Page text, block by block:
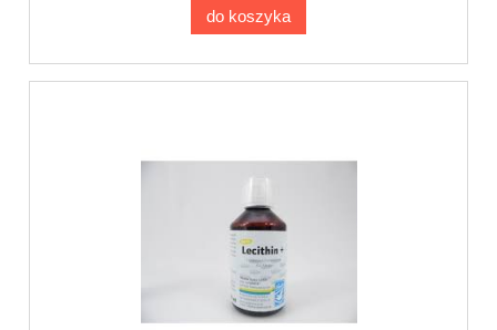
do koszyka